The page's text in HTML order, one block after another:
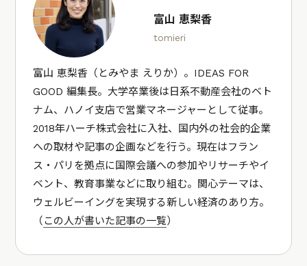
富山 恵梨香
tomieri
富山 恵梨香（とみやま えりか）。IDEAS FOR
GOOD 編集長。大学卒業後は日系不動産会社のベト
ナム、ハノイ支店で営業マネージャーとして従事。
2018年ハーチ株式会社に入社、国内外の社会的企業
への取材や記事の企画などを行う。現在はフラン
ス・パリを拠点に国際会議への参加やリサーチやイ
ベント、教育事業などに取り組む。関心テーマは、
ウェルビーイングを実現する新しい経済のあり方。
（この人が書いた記事の一覧）